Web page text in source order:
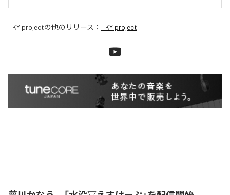
TKY projectの他のリリース： TKY project